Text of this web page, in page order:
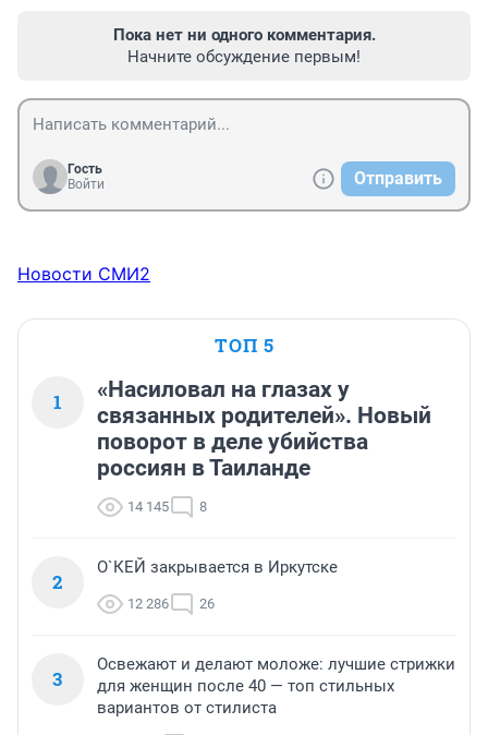
Пока нет ни одного комментария.
Начните обсуждение первым!
Гость
Войти
Отправить
Новости СМИ2
ТОП 5
1
«Насиловал на глазах у
связанных родителей». Новый
поворот в деле убийства
россиян в Таиланде
14 145 8
2
О`КЕЙ закрывается в Иркутске
12 286 26
3
Освежают и делают моложе: лучшие стрижки
для женщин после 40 — топ стильных
вариантов от стилиста